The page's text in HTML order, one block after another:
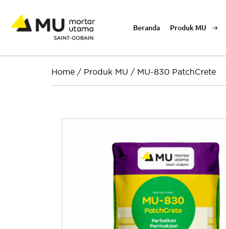
Beranda Produk MU
Home / Produk MU / MU-830 PatchCrete